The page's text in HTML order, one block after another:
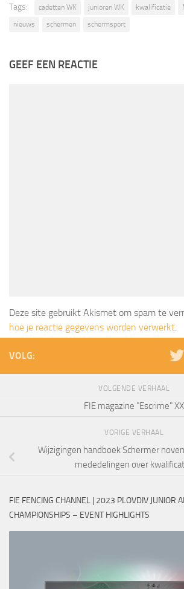
Tags: cadetten WK junioren WK kwalificatie
nieuws
schermen schermsport
GEEF EEN REACTIE
Deze site gebruikt Akismet om spam te
hoe je reactie gegevens worden verwerkt
VOLG:
VOLGENDE VERHAAL
FIE magazine "Escrime" XXI
VORIGE VERHAAL
Wijzigingen handboek Schermer
mededelingen over
FIE FENCING CHANNEL | 2023 PLOVDIV JUNIOR
CHAMPIONSHIPS – EVENT HIGHLIGHTS